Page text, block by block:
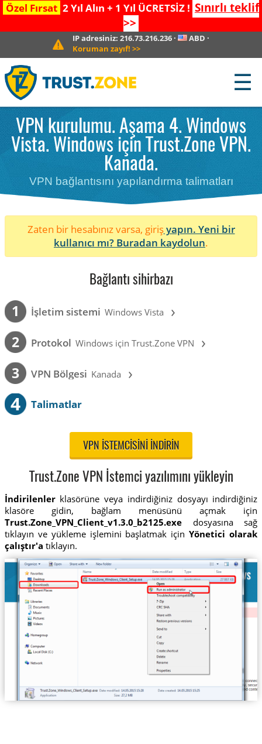
Özel Fırsat 2 Yıl Alın + 1 Yıl ÜCRETSİZ ! Sınırlı teklif
>>
IP adresiniz:216.73.216.236 · ABD ·
Koruman zayıf! >>
☰
VPN kurulumu. Aşama 4. Windows
Vista. Windows için Trust.Zone VPN.
Kanada.
VPN bağlantısını yapılandırma talimatları
Zaten bir hesabınız varsa, girişyapın. Yeni bir
kullanıcı mı? Buradan kaydolun.
Bağlantı sihirbazı
1 İşletim sistemi Windows Vista ›
2 Protokol Windows için Trust.Zone VPN ›
3 VPN Bölgesi Kanada ›
4 Talimatlar
VPN ISTEMCISINI INDIRIN
Trust.Zone VPN İstemci yazılımını yükleyin
İndirilenlerklasörüne veya indirdiğiniz dosyayı indirdiğiniz
klasöre gidin, bağlam menüsünü açmak için
Trust.Zone_VPN_Client_v1.3.0_b2125.exedosyasına sağ
tıklayın ve yükleme işlemini başlatmak içinYönetici olarak
çalıştır'a tıklayın.